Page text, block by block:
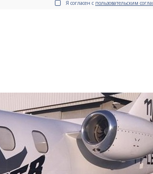
Я согласен с пользовательским